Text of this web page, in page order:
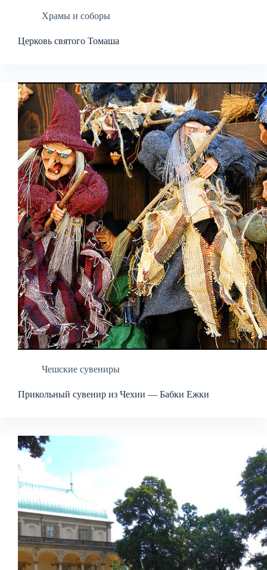
Храмы и соборы
Церковь святого Томаша
Чешские сувениры
Прикольный сувенир из Чехии — Бабки Ежки